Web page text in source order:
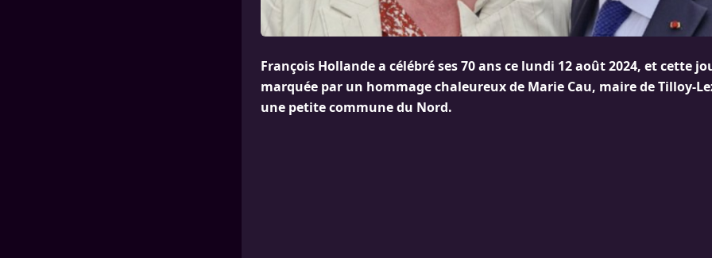
François Hollande a célébré ses 70 ans ce lundi 12 août 2024, et cette
marquée par un hommage chaleureux de Marie Cau, maire de Tilloy-
une petite commune du Nord.